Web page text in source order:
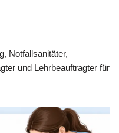
Notfallsanitäter,
und Lehrbeauftragter für